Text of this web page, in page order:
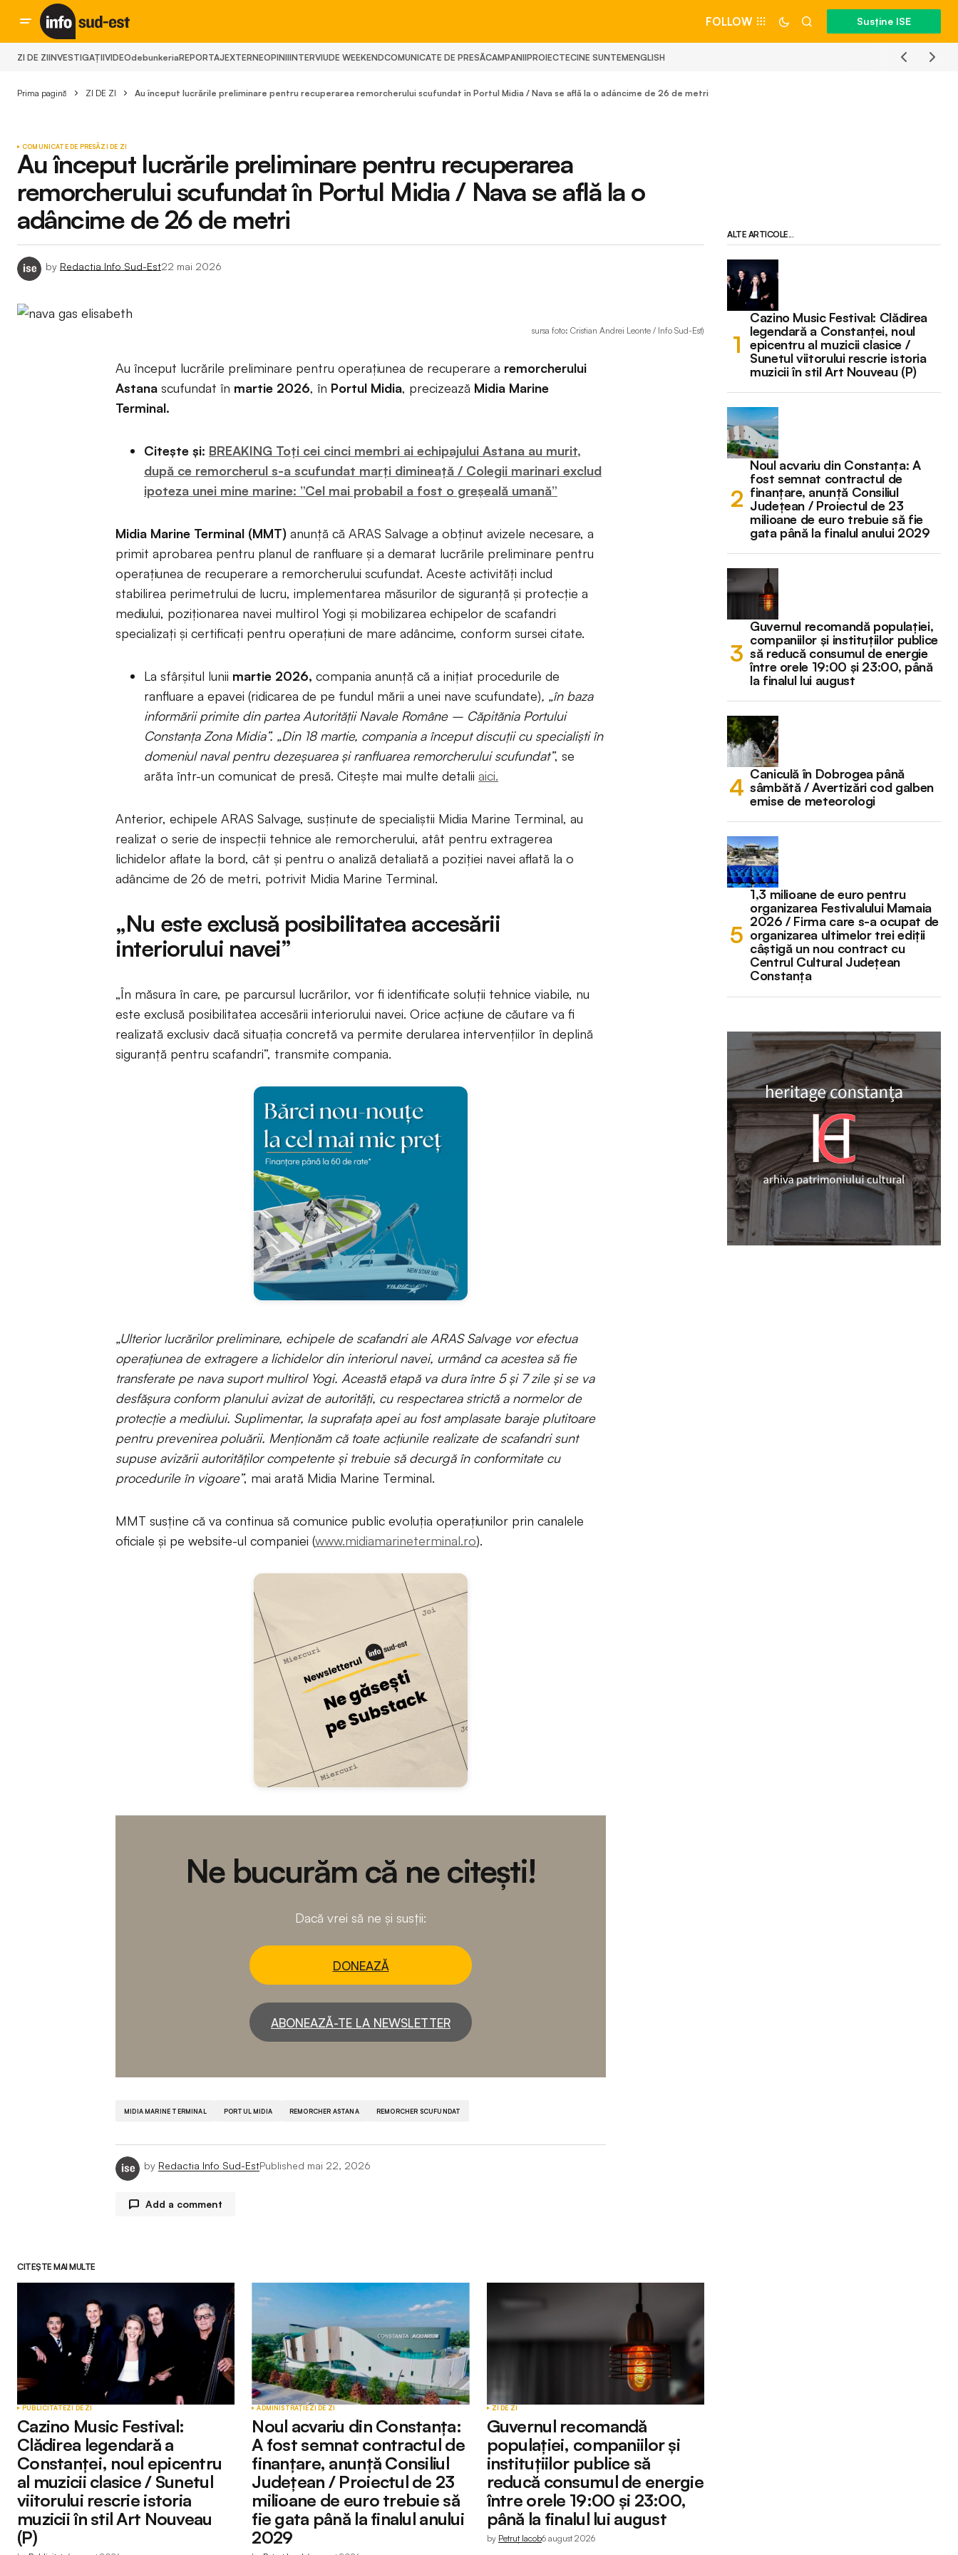
FOLLOW Susține ISE
ZI DE ZIINVESTIGAȚIIVIDEOdebunkeriaREPORTAJEXTERNEOPINIIINTERVIUDE WEEKENDCOMUNICATE DE PRESĂCAMPANIIPROIECTECINE SUNTEMENGLISH
Prima pagină ZI DE ZI Au început lucrările preliminare pentru recuperarea remorcherului scufundat în Portul Midia / Nava se află la o adâncime de 26 de metri
COMUNICATE DE PRESĂZI DE ZI
Au început lucrările preliminare pentru recuperarea
remorcherului scufundat în Portul Midia / Nava se află la o
adâncime de 26 de metri
by Redactia Info Sud-Est22 mai 2026
sursa foto: Cristian Andrei Leonte / Info Sud-Est)
Au început lucrările preliminare pentru operațiunea de recuperare a remorcherului
Astana scufundat în martie 2026, în Portul Midia, precizează Midia Marine
Terminal.
Citește și: BREAKING Toți cei cinci membri ai echipajului Astana au murit,
după ce remorcherul s-a scufundat marți dimineață / Colegii marinari exclud
ipoteza unei mine marine: ”Cel mai probabil a fost o greșeală umană”
Midia Marine Terminal (MMT) anunță că ARAS Salvage a obținut avizele necesare, a
primit aprobarea pentru planul de ranfluare și a demarat lucrările preliminare pentru
operațiunea de recuperare a remorcherului scufundat. Aceste activități includ
stabilirea perimetrului de lucru, implementarea măsurilor de siguranță și protecție a
mediului, poziționarea navei multirol Yogi și mobilizarea echipelor de scafandri
specializați și certificați pentru operațiuni de mare adâncime, conform sursei citate.
La sfârșitul lunii martie 2026, compania anunță că a inițiat procedurile de
ranfluare a epavei (ridicarea de pe fundul mării a unei nave scufundate), „în baza
informării primite din partea Autorității Navale Române – Căpitănia Portului
Constanța Zona Midia”. „Din 18 martie, compania a început discuții cu specialiști în
domeniul naval pentru dezeșuarea și ranfluarea remorcherului scufundat”, se
arăta într-un comunicat de presă. Citește mai multe detalii aici.
Anterior, echipele ARAS Salvage, susținute de specialiștii Midia Marine Terminal, au
realizat o serie de inspecții tehnice ale remorcherului, atât pentru extragerea
lichidelor aflate la bord, cât și pentru o analiză detaliată a poziției navei aflată la o
adâncime de 26 de metri, potrivit Midia Marine Terminal.
„Nu este exclusă posibilitatea accesării
interiorului navei”
„În măsura în care, pe parcursul lucrărilor, vor fi identificate soluții tehnice viabile, nu
este exclusă posibilitatea accesării interiorului navei. Orice acțiune de căutare va fi
realizată exclusiv dacă situația concretă va permite derularea intervențiilor în deplină
siguranță pentru scafandri”, transmite compania.
„Ulterior lucrărilor preliminare, echipele de scafandri ale ARAS Salvage vor efectua
operațiunea de extragere a lichidelor din interiorul navei, urmând ca acestea să fie
transferate pe nava suport multirol Yogi. Această etapă va dura între 5 și 7 zile și se va
desfășura conform planului avizat de autorități, cu respectarea strictă a normelor de
protecție a mediului. Suplimentar, la suprafața apei au fost amplasate baraje plutitoare
pentru prevenirea poluării. Menționăm că toate acțiunile realizate de scafandri sunt
supuse avizării autorităților competente și trebuie să decurgă în conformitate cu
procedurile în vigoare”, mai arată Midia Marine Terminal.
MMT susține că va continua să comunice public evoluția operațiunilor prin canalele
oficiale și pe website-ul companiei (www.midiamarineterminal.ro).
Ne bucurăm că ne citești!
Dacă vrei să ne și susții:
DONEAZĂ
ABONEAZĂ-TE LA NEWSLETTER
MIDIA MARINE TERMINAL PORTUL MIDIA REMORCHER ASTANA REMORCHER SCUFUNDAT
by Redactia Info Sud-EstPublished mai 22, 2026
Add a comment
Comment*
Your Name Your E-mail*
Submit Comment
CITEȘTE MAI MULTE
PUBLICITATEZI DE ZI
Cazino Music Festival:
Clădirea legendară a
Constanței, noul epicentru
al muzicii clasice / Sunetul
viitorului rescrie istoria
muzicii în stil Art Nouveau
(P)
ADMINISTRAȚIEZI DE ZI
Noul acvariu din Constanța:
A fost semnat contractul de
finanțare, anunță Consiliul
Județean / Proiectul de 23
milioane de euro trebuie să
fie gata până la finalul anului
2029
ZI DE ZI
Guvernul recomandă
populației, companiilor și
instituțiilor publice să
reducă consumul de energie
între orele 19:00 și 23:00,
până la finalul lui august
by Petruț Iacob6 august 2026
ALTE ARTICOLE...
Cazino Music Festival: Clădirea
legendară a Constanței, noul
epicentru al muzicii clasice /
Sunetul viitorului rescrie istoria
muzicii în stil Art Nouveau (P)
Noul acvariu din Constanța: A
fost semnat contractul de
finanțare, anunță Consiliul
Județean / Proiectul de 23
milioane de euro trebuie să fie
gata până la finalul anului 2029
Guvernul recomandă populației,
companiilor și instituțiilor publice
să reducă consumul de energie
între orele 19:00 și 23:00, până
la finalul lui august
Caniculă în Dobrogea până
sâmbătă / Avertizări cod galben
emise de meteorologi
1,3 milioane de euro pentru
organizarea Festivalului Mamaia
2026 / Firma care s-a ocupat de
organizarea ultimelor trei ediții
câștigă un nou contract cu
Centrul Cultural Județean
Constanța